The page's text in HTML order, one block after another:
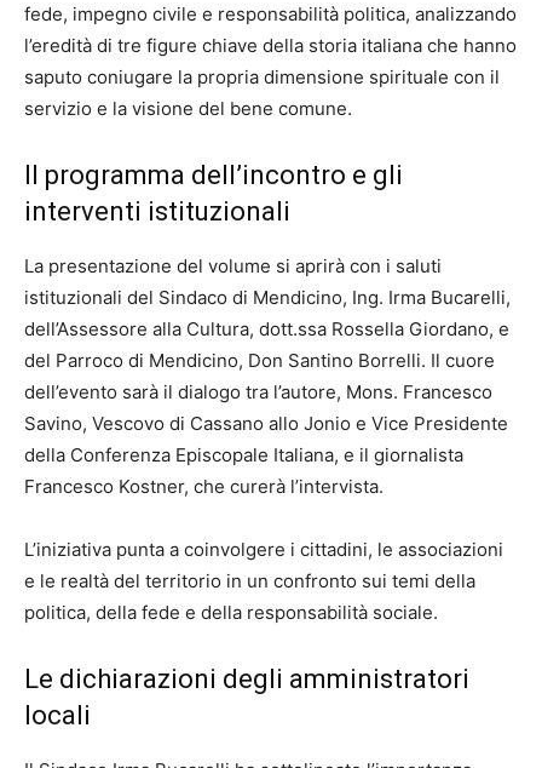
fede, impegno civile e responsabilità politica, analizzando
l’eredità di tre figure chiave della storia italiana che hanno
saputo coniugare la propria dimensione spirituale con il
servizio e la visione del bene comune.
Il programma dell’incontro e gli
interventi istituzionali
La presentazione del volume si aprirà con i saluti
istituzionali del Sindaco di Mendicino, Ing. Irma Bucarelli,
dell’Assessore alla Cultura, dott.ssa Rossella Giordano, e
del Parroco di Mendicino, Don Santino Borrelli. Il cuore
dell’evento sarà il dialogo tra l’autore, Mons. Francesco
Savino, Vescovo di Cassano allo Jonio e Vice Presidente
della Conferenza Episcopale Italiana, e il giornalista
Francesco Kostner, che curerà l’intervista.
L’iniziativa punta a coinvolgere i cittadini, le associazioni
e le realtà del territorio in un confronto sui temi della
politica, della fede e della responsabilità sociale.
Le dichiarazioni degli amministratori
locali